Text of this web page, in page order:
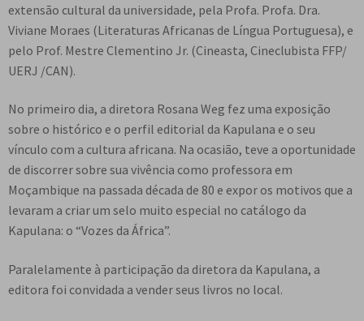
extensão cultural da universidade, pela Profa. Profa. Dra.
Viviane Moraes (Literaturas Africanas de Língua Portuguesa), e
pelo Prof. Mestre Clementino Jr. (Cineasta, Cineclubista FFP/
UERJ /CAN).
No primeiro dia, a diretora Rosana Weg fez uma exposição
sobre o histórico e o perfil editorial da Kapulana e o seu
vínculo com a cultura africana. Na ocasião, teve a oportunidade
de discorrer sobre sua vivência como professora em
Moçambique na passada década de 80 e expor os motivos que a
levaram a criar um selo muito especial no catálogo da
Kapulana: o “Vozes da África”.
Paralelamente à participação da diretora da Kapulana, a
editora foi convidada a vender seus livros no local.